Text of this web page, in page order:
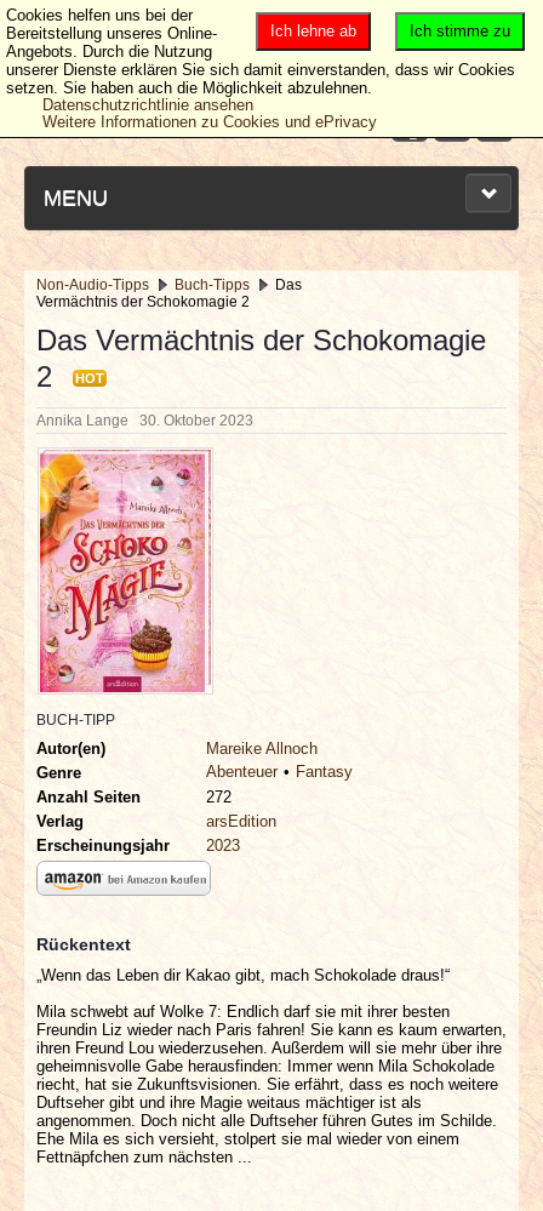
MENU
NEUESTE ARTIKEL
NEWS & DATES
BERICHTE
VERLOSUNGEN
INTERVIEWS
SPECIALS
REDAKTION
LINKS
ARCHIV
Non-Audio-Tipps Buch-Tipps
Das
Vermächtnis der Schokomagie 2
Das Vermächtnis der Schokomagie
2
HOT
Annika Lange 30. Oktober 2023
BUCH-TIPP
Autor(en)
Mareike Allnoch
Genre
Abenteuer
Fantasy
Anzahl Seiten
272
Verlag
arsEdition
Erscheinungsjahr
2023
Rückentext
„Wenn das Leben dir Kakao gibt, mach Schokolade draus!“
Mila schwebt auf Wolke 7: Endlich darf sie mit ihrer besten
Freundin Liz wieder nach Paris fahren! Sie kann es kaum erwarten,
ihren Freund Lou wiederzusehen. Außerdem will sie mehr über ihre
geheimnisvolle Gabe herausfinden: Immer wenn Mila Schokolade
riecht, hat sie Zukunftsvisionen. Sie erfährt, dass es noch weitere
Duftseher gibt und ihre Magie weitaus mächtiger ist als
angenommen. Doch nicht alle Duftseher führen Gutes im Schilde.
Ehe Mila es sich versieht, stolpert sie mal wieder von einem
Fettnäpfchen zum nächsten ...
Ich stimme zu
Ich lehne ab
Cookies helfen uns bei der
Bereitstellung unseres Online-
Angebots. Durch die Nutzung
unserer Dienste erklären Sie sich damit einverstanden, dass wir Cookies
setzen. Sie haben auch die Möglichkeit abzulehnen.
Datenschutzrichtlinie ansehen
Weitere Informationen zu Cookies und ePrivacy